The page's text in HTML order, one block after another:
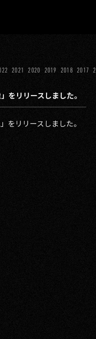
2021 2020 2019 2018 2017
をリリースしました。
をリリースしました。